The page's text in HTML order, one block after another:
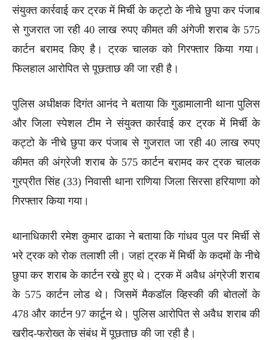
संयुक्त कार्रवाई कर ट्रक में मिर्ची के कट्टो के नीचे छुपा कर पंजाब
से गुजरात जा रही 40 लाख रुपए कीमत की अंगेजी शराब के 575
कार्टन बरामद किए है। ट्रक चालक को गिरफ्तार किया गया।
फिलहाल आरोपित से पूछताछ की जा रही है।
पुलिस अधीक्षक दिगंत आनंद ने बताया कि गुडामालानी थाना पुलिस
और जिला स्पेशल टीम ने संयुक्त कार्रवाई कर ट्रक में मिर्ची के
कट्टो के नीचे छुपा कर पंजाब से गुजरात जा रही 40 लाख रुपए
कीमत की अंग्रेजी शराब के 575 कार्टन बरामद कर ट्रक चालक
गुरप्रीत सिंह (33) निवासी थाना राणिया जिला सिरसा हरियाणा को
गिरफ्तार किया गया।
थानाधिकारी रमेश कुमार ढाका ने बताया कि गांधव पुल पर मिर्ची से
भरे ट्रक को रोक तलाशी ली। जहां ट्रक में मिर्ची के कदमों के नीचे
छुपा कर शराब के कार्टन रखे हुए थे। ट्रक में अवैध अंग्रेजी शराब
के 575 कार्टन लोड थे। जिसमें मैकडॉल व्हिस्की की बोतलों के
478 और कार्टन 97 कार्टून थे। पुलिस आरोपित से अवैध शराब की
खरीद-फरोख्त के संबंध में पूछताछ की जा रही है।